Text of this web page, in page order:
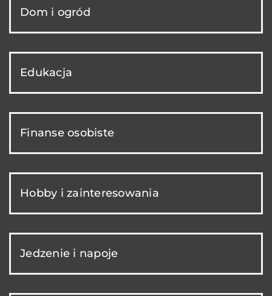
Dom i ogród
Edukacja
Finanse osobiste
Hobby i zainteresowania
Jedzenie i napoje